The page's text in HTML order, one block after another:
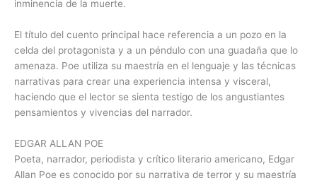
inminencia de la muerte.
El título del cuento principal hace referencia a un pozo en la
celda del protagonista y a un péndulo con una guadaña que lo
amenaza. Poe utiliza su maestría en el lenguaje y las técnicas
narrativas para crear una experiencia intensa y visceral,
haciendo que el lector se sienta testigo de los angustiantes
pensamientos y vivencias del narrador.
EDGAR ALLAN POE
Poeta, narrador, periodista y crítico literario americano, Edgar
Allan Poe es conocido por su narrativa de terror y su maestría